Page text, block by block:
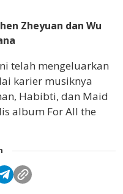
Zheyuan dan Wu
telah mengeluarkan
karier musiknya
Habibti, dan Maid
album For All the